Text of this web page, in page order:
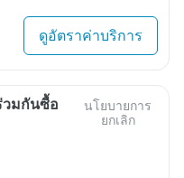
ดูอัตราค่าบริการ
วมกันซื้อ
นโยบายการ
ยกเลิก